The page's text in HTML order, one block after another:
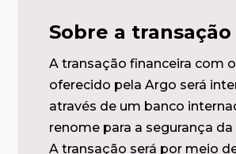
Sobre a transação
A transação financeira com
oferecido pela Argo será
através de um banco
renome para a segurança
A transação será por meio